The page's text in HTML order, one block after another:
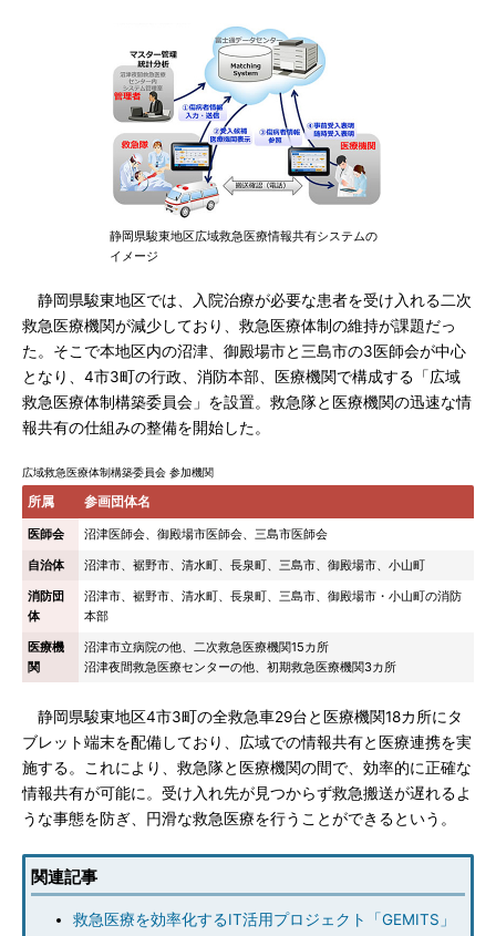
静岡県駿東地区広域救急医療情報共有システムの
イメージ
静岡県駿東地区では、入院治療が必要な患者を受け入れる二次
救急医療機関が減少しており、救急医療体制の維持が課題だっ
た。そこで本地区内の沼津、御殿場市と三島市の3医師会が中心
となり、4市3町の行政、消防本部、医療機関で構成する「広域
救急医療体制構築委員会」を設置。救急隊と医療機関の迅速な情
報共有の仕組みの整備を開始した。
広域救急医療体制構築委員会 参加機関
所属 参画団体名
医師会
沼津医師会、御殿場市医師会、三島市医師会
自治体
沼津市、裾野市、清水町、長泉町、三島市、御殿場市、小山町
消防団
体
沼津市、裾野市、清水町、長泉町、三島市、御殿場市・小山町の消防
本部
医療機
関
沼津市立病院の他、二次救急医療機関15カ所
沼津夜間救急医療センターの他、初期救急医療機関3カ所
静岡県駿東地区4市3町の全救急車29台と医療機関18カ所にタ
ブレット端末を配備しており、広域での情報共有と医療連携を実
施する。これにより、救急隊と医療機関の間で、効率的に正確な
情報共有が可能に。受け入れ先が見つからず救急搬送が遅れるよ
うな事態を防ぎ、円滑な救急医療を行うことができるという。
関連記事
救急医療を効率化するIT活用プロジェクト「GEMITS」